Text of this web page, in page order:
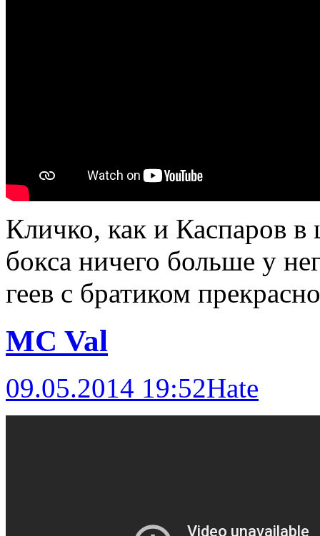
Кличко, как и Каспаров в
бокса ничего больше у
геев с братиком
MC Val
09.05.2014 19:52Hate